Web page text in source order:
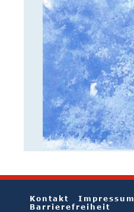
Kontakt Impressum
Barrierefreiheit